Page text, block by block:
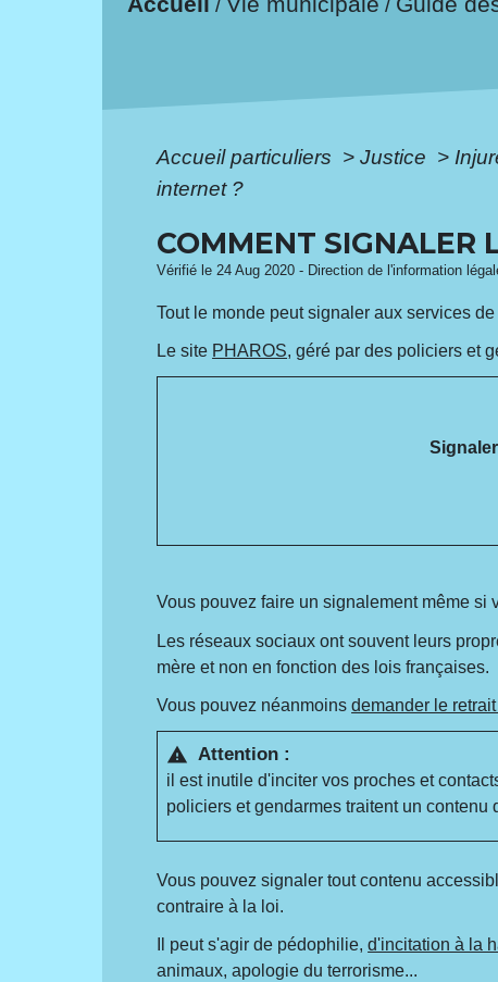
/ /
Accueil particuliers > Justice >
internet ?
COMMENT SIGNALER
Vérifié le 24 Aug 2020 - Direction de l'information
Tout le monde peut signaler aux services
Le site PHAROS, géré par des policiers et
Vous pouvez faire un signalement même si
Les réseaux sociaux ont souvent leurs
mère et non en fonction des lois françaises.
Vous pouvez néanmoinsdemander le
warning Attention :
il est inutile d'inciter vos proches et
policiers et gendarmes traitent un contenu
Vous pouvez signaler tout contenu
contraire à la loi.
Il peut s'agir de pédophilie,d'incitation à la
animaux, apologie du terrorisme...